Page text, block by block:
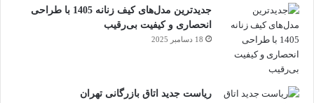
جدیدترین مدل‌های کیف زنانه 1405 با طراحی
انحصاری و کیفیت بی‌رقیب
18 دسامبر 2025
ریاست جدید اتاق بازرگانی تهران